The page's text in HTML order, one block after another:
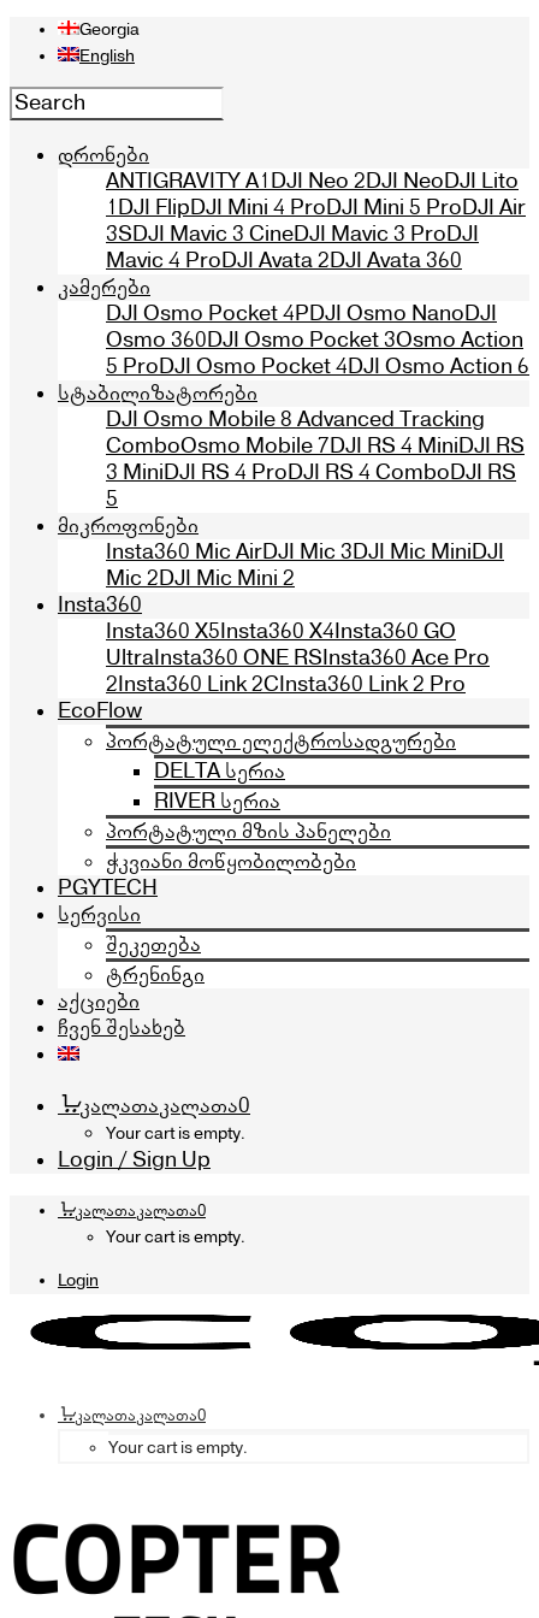
Georgia
English
დრონები
ANTIGRAVITY A1DJI Neo 2DJI NeoDJI Lito
1DJI FlipDJI Mini 4 ProDJI Mini 5 ProDJI Air
3SDJI Mavic 3 CineDJI Mavic 3 ProDJI
Mavic 4 ProDJI Avata 2DJI Avata 360
კამერები
DJI Osmo Pocket 4PDJI Osmo NanoDJI
Osmo 360DJI Osmo Pocket 3Osmo Action
5 ProDJI Osmo Pocket 4DJI Osmo Action 6
სტაბილიზატორები
DJI Osmo Mobile 8 Advanced Tracking
ComboOsmo Mobile 7DJI RS 4 MiniDJI RS
3 MiniDJI RS 4 ProDJI RS 4 ComboDJI RS
5
მიკროფონები
Insta360 Mic AirDJI Mic 3DJI Mic MiniDJI
Mic 2DJI Mic Mini 2
Insta360
Insta360 X5Insta360 X4Insta360 GO
UltraInsta360 ONE RSInsta360 Ace Pro
2Insta360 Link 2CInsta360 Link 2 Pro
EcoFlow
პორტატული ელექტროსადგურები
DELTA სერია
RIVER სერია
პორტატული მზის პანელები
ჭკვიანი მოწყობილობები
PGYTECH
სერვისი
შეკეთება
ტრენინგი
აქციები
ჩვენ შესახებ
კალათაკალათა0
Your cart is empty.
Login / Sign Up
კალათაკალათა0
Your cart is empty.
Login
კალათაკალათა0
Your cart is empty.